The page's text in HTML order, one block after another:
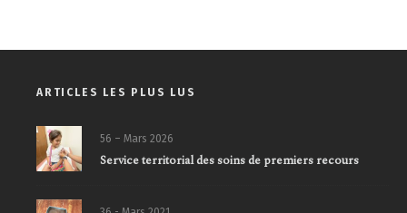
ARTICLES LES PLUS LUS
56 – Mars 2026
Service territorial des soins de premiers recours